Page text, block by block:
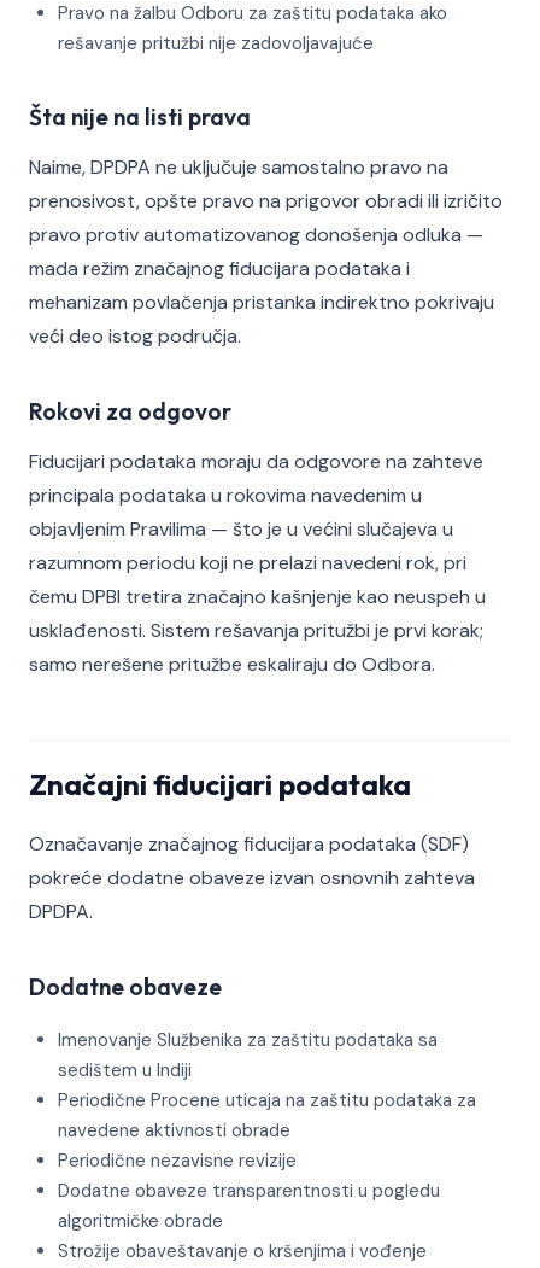
Pravo na žalbu Odboru za zaštitu podataka ako
rešavanje pritužbi nije zadovoljavajuće
Šta nije na listi prava
Naime, DPDPA ne uključuje samostalno pravo na
prenosivost, opšte pravo na prigovor obradi ili izričito
pravo protiv automatizovanog donošenja odluka —
mada režim značajnog fiducijara podataka i
mehanizam povlačenja pristanka indirektno pokrivaju
veći deo istog područja.
Rokovi za odgovor
Fiducijari podataka moraju da odgovore na zahteve
principala podataka u rokovima navedenim u
objavljenim Pravilima — što je u većini slučajeva u
razumnom periodu koji ne prelazi navedeni rok, pri
čemu DPBI tretira značajno kašnjenje kao neuspeh u
usklađenosti. Sistem rešavanja pritužbi je prvi korak;
samo nerešene pritužbe eskaliraju do Odbora.
Značajni fiducijari podataka
Označavanje značajnog fiducijara podataka (SDF)
pokreće dodatne obaveze izvan osnovnih zahteva
DPDPA.
Dodatne obaveze
Imenovanje Službenika za zaštitu podataka sa
sedištem u Indiji
Periodične Procene uticaja na zaštitu podataka za
navedene aktivnosti obrade
Periodične nezavisne revizije
Dodatne obaveze transparentnosti u pogledu
algoritmičke obrade
Strožije obaveštavanje o kršenjima i vođenje